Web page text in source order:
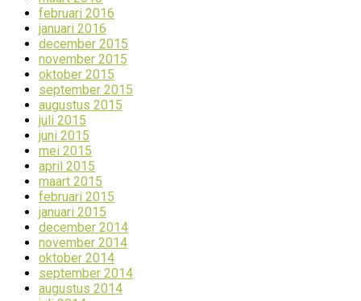
februari 2016
januari 2016
december 2015
november 2015
oktober 2015
september 2015
augustus 2015
juli 2015
juni 2015
mei 2015
april 2015
maart 2015
februari 2015
januari 2015
december 2014
november 2014
oktober 2014
september 2014
augustus 2014